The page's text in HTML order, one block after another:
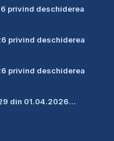
privind deschiderea
privind deschiderea
privind deschiderea
din 01.04.2026…